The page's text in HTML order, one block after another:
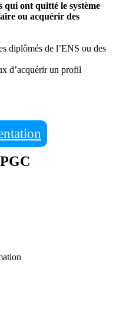
ont quitté le système
ou acquérir des
diplômés de l’ENS ou des
d’acquérir un profil